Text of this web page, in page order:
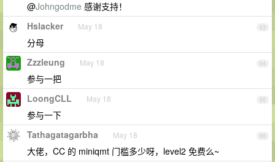
@Johngodme 感谢支持！
63
Hslacker May 18
分母
64
Zzzleung May 18
参与一把
65
LoongCLL May 18
参与一下
66
Tathagatagarbha May 18
大佬，CC 的 miniqmt 门槛多少呀，level2 免费么~